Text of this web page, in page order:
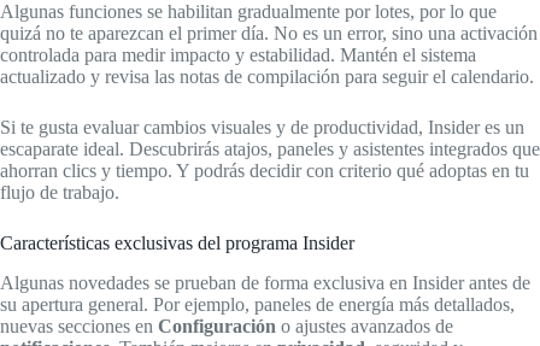
Algunas funciones se habilitan gradualmente por lotes, por lo que
quizá no te aparezcan el primer día. No es un error, sino una activación
controlada para medir impacto y estabilidad. Mantén el sistema
actualizado y revisa las notas de compilación para seguir el calendario.
Si te gusta evaluar cambios visuales y de productividad, Insider es un
escaparate ideal. Descubrirás atajos, paneles y asistentes integrados que
ahorran clics y tiempo. Y podrás decidir con criterio qué adoptas en tu
flujo de trabajo.
Características exclusivas del programa Insider
Algunas novedades se prueban de forma exclusiva en Insider antes de
su apertura general. Por ejemplo, paneles de energía más detallados,
nuevas secciones en Configuración o ajustes avanzados de